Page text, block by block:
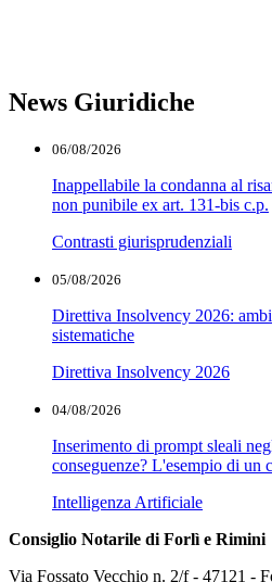
News Giuridiche
06/08/2026
Inappellabile la condanna al
non punibile ex art. 131-bis c.p.
Contrasti giurisprudenziali
05/08/2026
Direttiva Insolvency 2026:
sistematiche
Direttiva Insolvency 2026
04/08/2026
Inserimento di prompt sleali
conseguenze? L'esempio di un
Intelligenza Artificiale
Consiglio Notarile di Forlì e Rimini
Via Fossato Vecchio n. 2/f - 47121 -